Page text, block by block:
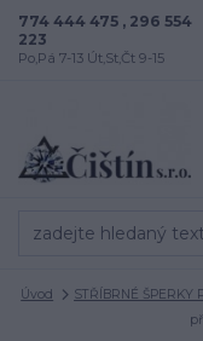
774 444 475 , 296 554
223
Po,Pá 7-13 Út,St,Čt 9-15
Úvod STŘÍBRNÉ ŠPERKY